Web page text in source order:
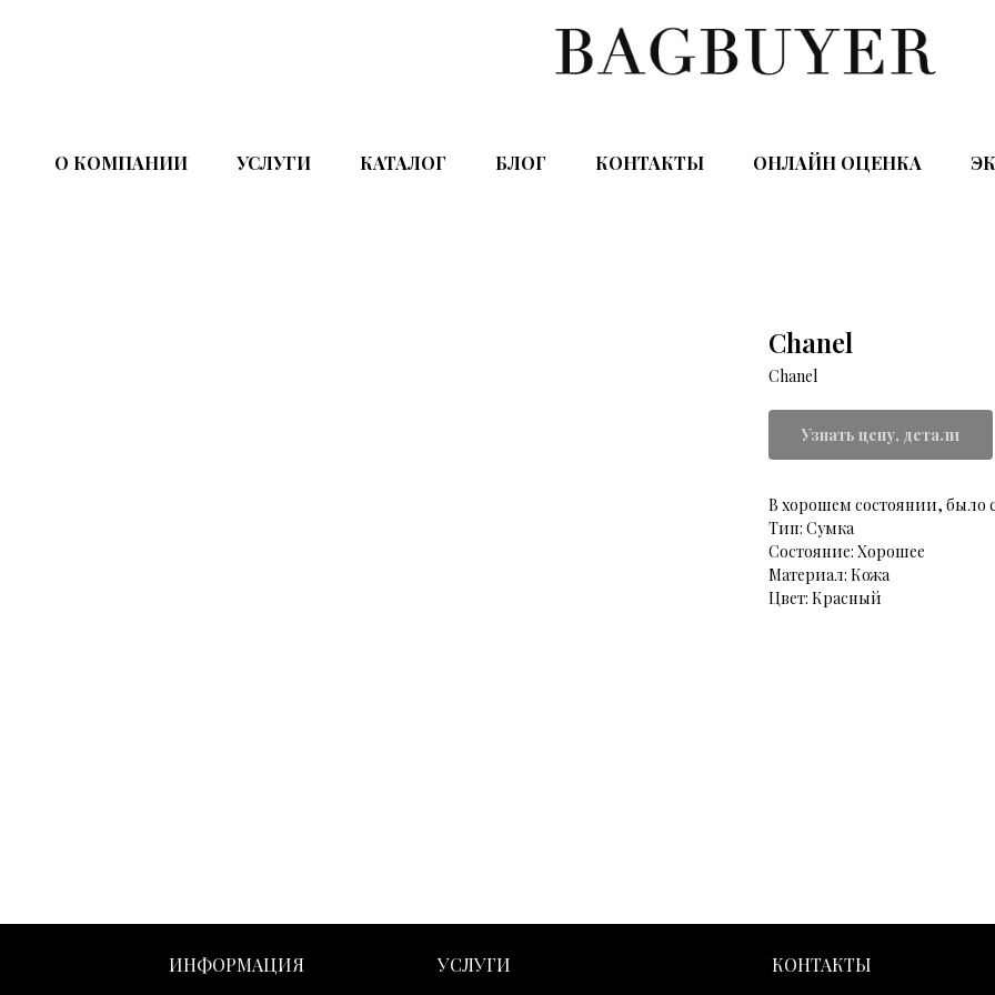
О КОМПАНИИ УСЛУГИ КАТАЛОГ БЛОГ КОНТАКТЫ ОНЛАЙН ОЦЕНКА
Chanel
Chanel
Узнать цену, детали
В хорошем состоянии, было
Тип: Сумка
Состояние: Хорошее
Материал: Кожа
Цвет: Красный
ИНФОРМАЦИЯ УСЛУГИ КОНТАКТЫ